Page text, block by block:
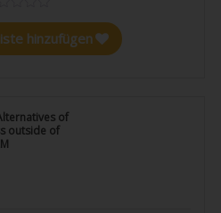
hinzufügen
of
outside of